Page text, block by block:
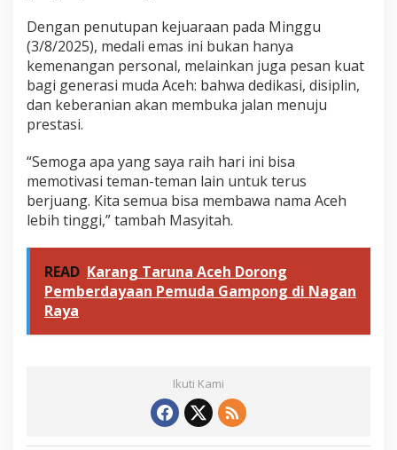
Dengan penutupan kejuaraan pada Minggu
(3/8/2025), medali emas ini bukan hanya
kemenangan personal, melainkan juga pesan kuat
bagi generasi muda Aceh: bahwa dedikasi, disiplin,
dan keberanian akan membuka jalan menuju
prestasi.
“Semoga apa yang saya raih hari ini bisa
memotivasi teman-teman lain untuk terus
berjuang. Kita semua bisa membawa nama Aceh
lebih tinggi,” tambah Masyitah.
READ Karang Taruna Aceh Dorong
Pemberdayaan Pemuda Gampong di Nagan
Raya
Ikuti Kami